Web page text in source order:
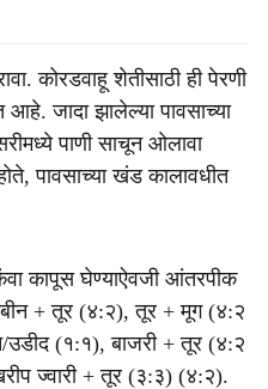
कोरडवाहू शेतीसाठी ही पेरणी
जादा झालेल्या पावसाच्या
पाणी साचून ओलावा
पावसाच्या खंड कालावधीत
कापूस घेण्याऐवजी आंतरपीक
+ तूर (४:२), तूर + मूग (४:२
उडीद (१:१), बाजरी + तूर (४:२
ज्वारी + तूर (३:३) (४:२).